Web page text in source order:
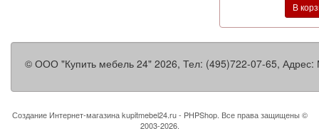
В
© ООО "Купить мебель 24" 2026, Тел: (495)722-07-65, Адрес:
Создание Интернет-магазинаkupitmebel24.ru - PHPShop. Все права защищены ©
2003-2026.